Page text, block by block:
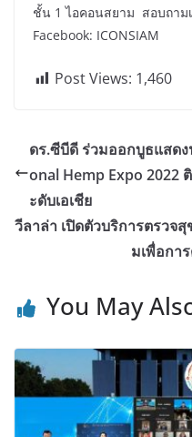
ชั้น 1 ไอคอนสยาม สอบถาม
Facebook: ICONSIAM
Post Views: 1,460
ดร.ซีบีดี ร่วมออกบูธแสด
onal Hemp Expo 2022
ะดับเอเชีย
วีลาล่า เปิดตัวบริการตรวจ
มเพื่อกา
You May